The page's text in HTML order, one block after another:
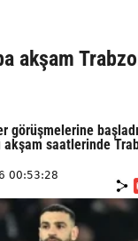
akşam
görüşmelerine
akşam saatlerinde
00:53:28